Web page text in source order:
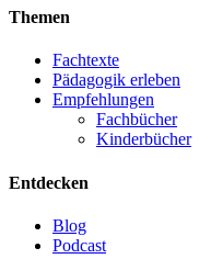
Themen
Fachtexte
Pädagogik erleben
Empfehlungen
Fachbücher
Kinderbücher
Entdecken
Blog
Podcast